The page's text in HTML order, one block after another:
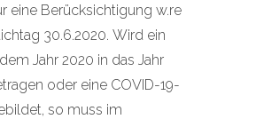
eine Berücksichtigung w.re
30.6.2020. Wird ein
Jahr 2020 in das Jahr
oder eine COVID-19-
so muss im